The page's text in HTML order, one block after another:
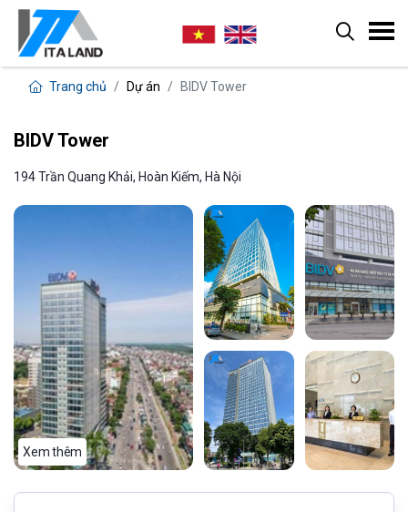
Trang chủ Dự án BIDV Tower
BIDV Tower
194 Trần Quang Khải, Hoàn Kiếm, Hà Nội
Xem thêm